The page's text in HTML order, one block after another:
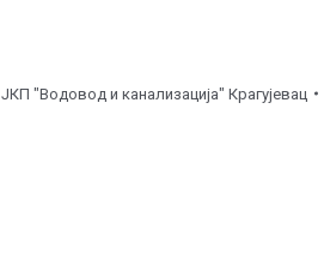
ЈКП "Водовод и канализација" Крагујевац